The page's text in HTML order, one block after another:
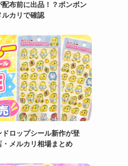
布前に出品！？ボンボン
ルカリで確認
ロップシール新作が登
メルカリ相場まとめ